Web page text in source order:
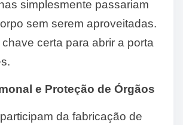
simplesmente passariam
sem serem aproveitadas.
certa para abrir a porta
e Proteção de Órgãos
da fabricação de